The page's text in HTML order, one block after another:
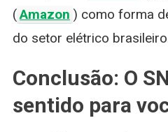
(Amazon ) como forma
do setor elétrico
Conclusão: O
sentido para